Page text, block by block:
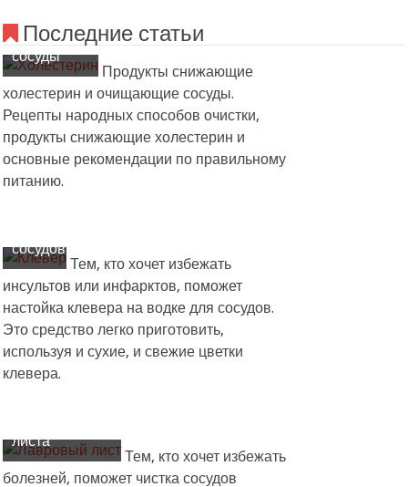
Последние статьи
и очистить
сосуды
Продукты снижающие
холестерин и очищающие сосуды.
Рецепты народных способов очистки,
продукты снижающие холестерин и
основные рекомендации по правильному
питанию.
Применение
настойки
из
клевера
на
водке
сосудов
Тем, кто хочет избежать
инсультов или инфарктов, поможет
настойка клевера на водке для сосудов.
Это средство легко приготовить,
используя и сухие, и свежие цветки
клевера.
Как делать
чистку сосудов
листа
Тем, кто хочет избежать
болезней, поможет чистка сосудов